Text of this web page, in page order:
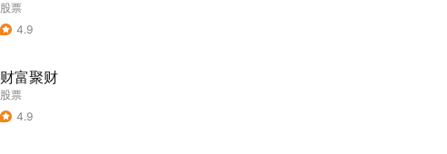
股票
4.9
财富聚财
股票
4.9